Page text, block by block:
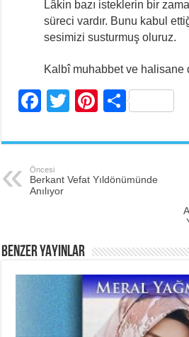
Lâkin bazı isteklerin bir
süreci vardır. Bunu kabul
sesimizi susturmuş oluruz.
Kalbî muhabbet ve halisane
F
c
e
b
k
T
tt
Pi
er
st
S
ar
Öncesi
Berkant Vefat Yıldönümünde
Anılıyor
BENZER YAYINLAR